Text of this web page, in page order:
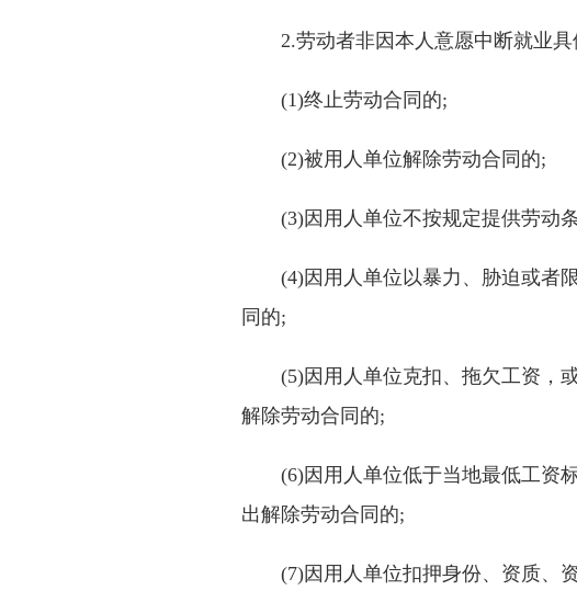
2.劳动者非因本人意愿中断就业具
(1)终止劳动合同的;
(2)被用人单位解除劳动合同的;
(3)因用人单位不按规定提供劳动条
(4)因用人单位以暴力、胁迫或者限
同的;
(5)因用人单位克扣、拖欠工资，或
解除劳动合同的;
(6)因用人单位低于当地最低工资标
出解除劳动合同的;
(7)因用人单位扣押身份、资质、资